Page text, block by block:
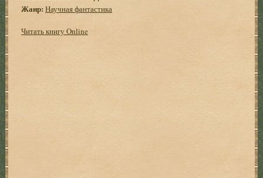
Жанр: Научная фантастика
Читать книгу Online